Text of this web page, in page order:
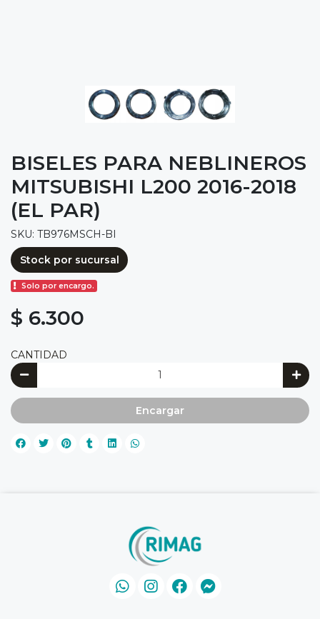
BISELES PARA NEBLINEROS
MITSUBISHI L200 2016-2018
(EL PAR)
SKU: TB976MSCH-BI
Stock por sucursal
Solo por encargo.
$ 6.300
CANTIDAD
Encargar